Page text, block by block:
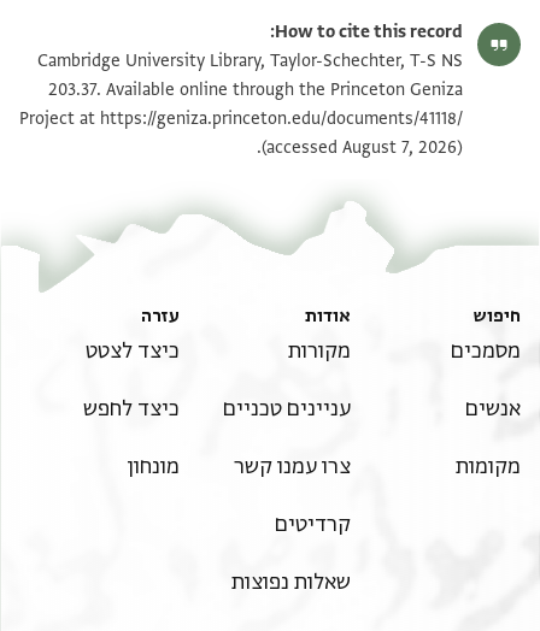
T-S NS 203.37 1r הגדל וסובב
תנאי היתר שימוש בתצלום
How to cite this record:
Cambridge University Library, Taylor-Schechter, T-S NS
203.37. Available online through the Princeton Geniza
Project athttps://geniza.princeton.edu/documents/41118/
(accessed August 7, 2026).
חיפוש
מסמכים
אנשים
מקומות
אודות
מקורות
עניינים טכניים
צרו עמנו קשר
קרדיטים
שאלות נפוצות
עזרה
כיצד לצטט
כיצד לחפש
מונחון